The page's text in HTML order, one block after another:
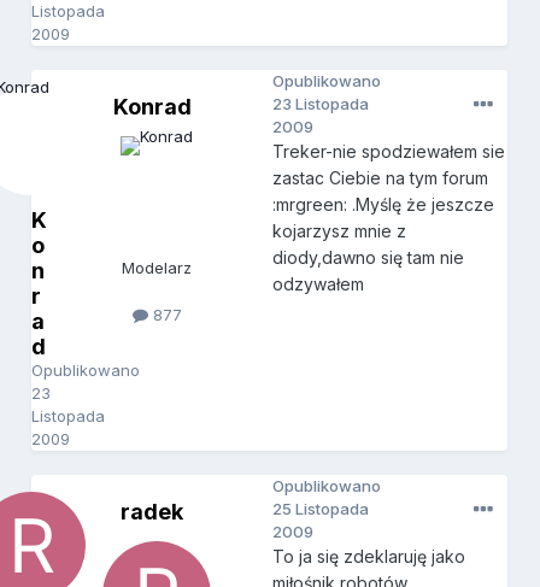
Listopada
2009
K
o
n
r
a
d
Opublikowano
23
Listopada
2009
Konrad
Modelarz
877
Opublikowano
23 Listopada
2009
Treker-nie spodziewałem sie
zastac Ciebie na tym forum
:mrgreen: .Myślę że jeszcze
kojarzysz mnie z
diody,dawno się tam nie
odzywałem
radek
Opublikowano
25 Listopada
2009
To ja się zdeklaruję jako